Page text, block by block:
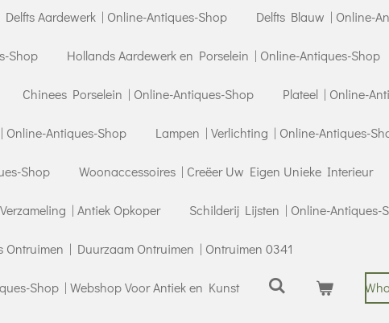
Delfts Aardewerk | Online-Antiques-Shop Delfts Blauw | Online-
Shop Hollands Aardewerk en Porselein | Online-Antiques-Shop
Chinees Porselein | Online-Antiques-Shop Plateel | Online-
Antiques-Shop Lampen | Verlichting | Online-Antiques-
Shop Woonaccessoires | Creëer Uw Eigen Unieke Interieur
| Antiek Opkoper Schilderij Lijsten | Online-Antiques-
| Duurzaam Ontruimen | Ontruimen 0341
Shop | Webshop Voor Antiek en Kunst